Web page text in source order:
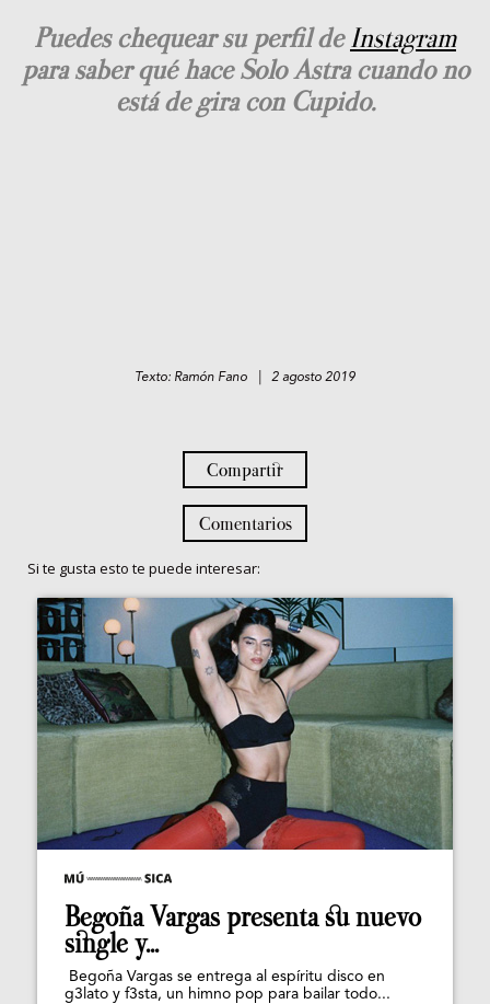
Puedes chequear su perfil deInstagram
para saber qué hace Solo Astra cuando no
está de gira con Cupido.
Texto: Ramón Fano | 2 agosto 2019
Compartir
Comentarios
Si te gusta esto te puede interesar:
Begoña Vargas presenta su nuevo
single y...
Begoña Vargas se entrega al espíritu disco en
g3lato y f3sta, un himno pop para bailar todo...